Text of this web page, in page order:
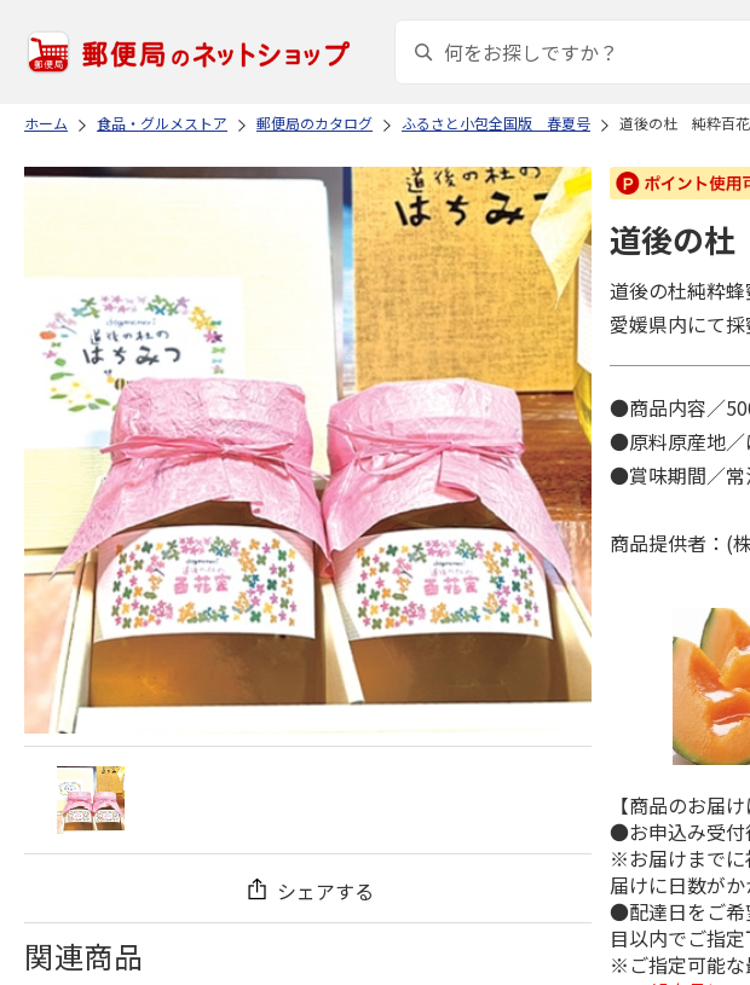
ホーム 食品・グルメストア 郵便局のカタログ ふるさと小包全国版 春夏号 道後の杜 純粋百花
シェアする
関連商品
道後の
道後の杜純粋
愛媛県内にて採
●商品内容／
●原料原産地／
●賞味期間／
商品提供者：(
【商品のお届け
●お申込み受付
※お届けまでに
届けに日数が
●配達日をご希
目以内でご指定
※ご指定可能な